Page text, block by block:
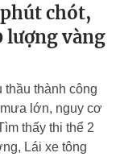
chót,
lượng vàng
thầu thành công
lớn, nguy cơ
thấy thi thể 2
Lái xe tông